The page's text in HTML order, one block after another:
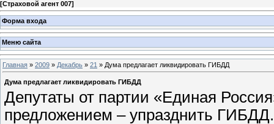
[Страховой агент 007]
Форма входа
Меню сайта
Главная » 2009 » Декабрь » 21 » Дума предлагает ликвидировать ГИБДД
Дума предлагает ликвидировать ГИБДД
Депутаты от партии «Единая
предложением – упразднить